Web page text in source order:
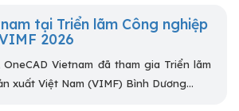
tại Triển lãm Công nghiệp
2026
OneCAD Vietnam đã tham gia Triển lãm
xuất Việt Nam (VIMF) Bình Dương...